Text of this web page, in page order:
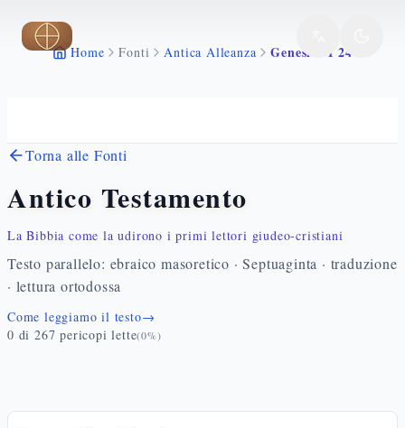
Vai al contenuto principale
Home Fonti Antica Alleanza Genesi 7 1 24
Torna alle Fonti
Antico Testamento
La Bibbia come la udirono i primi lettori giudeo-cristiani
Testo parallelo: ebraico masoretico · Septuaginta · traduzione
· lettura ortodossa
Come leggiamo il testo→
0 di 267 pericopi lette(0%)